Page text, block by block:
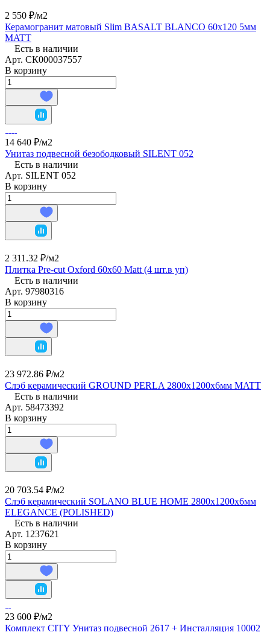
2 550 ₽/м2
Керамогранит матовый Slim BASALT BLANCO 60x120 5мм
MATT
Есть в наличии
Арт. СК000037557
В корзину
14 640 ₽/м2
Унитаз подвесной безободковый SILENT 052
Есть в наличии
Арт. SILENT 052
В корзину
2 311.32 ₽/м2
Плитка Pre-cut Oxford 60x60 Matt (4 шт.в уп)
Есть в наличии
Арт. 97980316
В корзину
23 972.86 ₽/м2
Слэб керамический GROUND PERLA 2800х1200х6мм MATT
Есть в наличии
Арт. 58473392
В корзину
20 703.54 ₽/м2
Слэб керамический SOLANO BLUE HOME 2800х1200х6мм
ELEGANCE (POLISHED)
Есть в наличии
Арт. 1237621
В корзину
23 600 ₽/м2
Комплект CITY Унитаз подвесной 2617 + Инсталляция 10002